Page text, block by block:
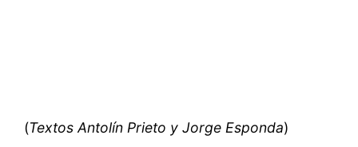
(Textos Antolín Prieto y Jorge Esponda)